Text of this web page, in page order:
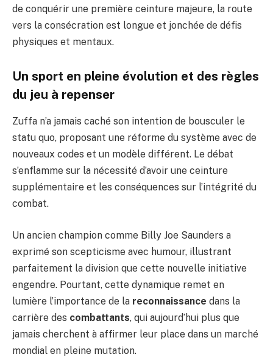
de conquérir une première ceinture majeure, la route
vers la consécration est longue et jonchée de défis
physiques et mentaux.
Un sport en pleine évolution et des règles
du jeu à repenser
Zuffa n’a jamais caché son intention de bousculer le
statu quo, proposant une réforme du système avec de
nouveaux codes et un modèle différent. Le débat
s’enflamme sur la nécessité d’avoir une ceinture
supplémentaire et les conséquences sur l’intégrité du
combat.
Un ancien champion comme Billy Joe Saunders a
exprimé son scepticisme avec humour, illustrant
parfaitement la division que cette nouvelle initiative
engendre. Pourtant, cette dynamique remet en
lumière l’importance de la reconnaissance dans la
carrière des combattants, qui aujourd’hui plus que
jamais cherchent à affirmer leur place dans un marché
mondial en pleine mutation.